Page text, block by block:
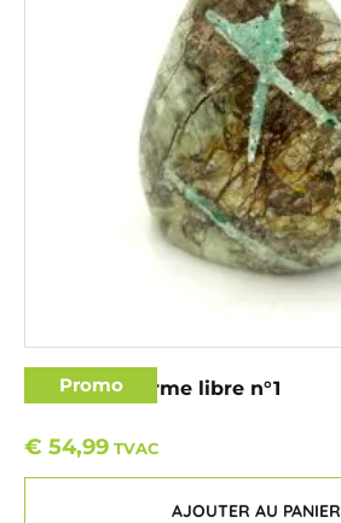
Promo
Garniérite forme libre n°1
€ 54,99 TVAC
AJOUTER AU PANIER